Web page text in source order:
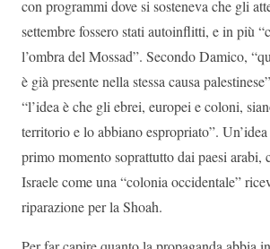
con programmi dove si sosteneva che gli
settembre fossero stati autoinflitti, e in più
l’ombra del Mossad”. Secondo Damico,
è già presente nella stessa causa
“l’idea è che gli ebrei, europei e coloni,
territorio e lo abbiano espropriato”.
primo momento soprattutto dai paesi arabi,
Israele come una “colonia occidentale”
riparazione per la Shoah.